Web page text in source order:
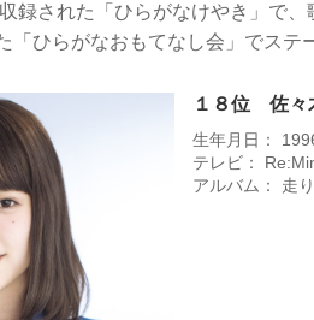
録された「ひらがなけやき」で、
「ひらがなおもてなし会」でステ
１８位 佐々
生年月日：
テレビ：
アルバム： 走